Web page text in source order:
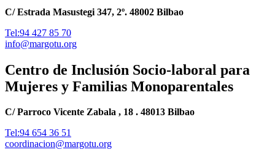
C/ Estrada Masustegi 347, 2º. 48002 Bilbao
Tel:94 427 85 70
info@margotu.org
Centro de Inclusión Socio-laboral para
Mujeres y Familias Monoparentales
C/ Parroco Vicente Zabala , 18 . 48013 Bilbao
Tel:94 654 36 51
coordinacion@margotu.org